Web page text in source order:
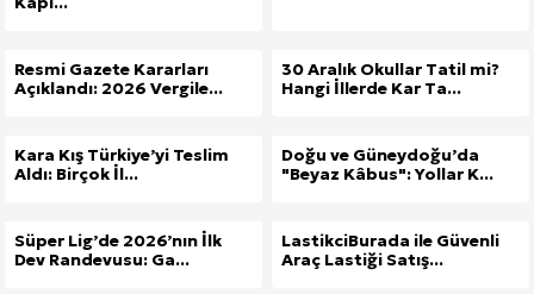
Resmi Gazete Kararları
Açıklandı: 2026 Vergile...
30 Aralık Okullar Tatil mi?
Hangi İllerde Kar Ta...
Kara Kış Türkiye’yi Teslim
Aldı: Birçok İl...
Doğu ve Güneydoğu’da
"Beyaz Kâbus": Yollar K...
Süper Lig’de 2026’nın İlk
Dev Randevusu: Ga...
LastikciBurada ile Güvenli
Araç Lastiği Satış...